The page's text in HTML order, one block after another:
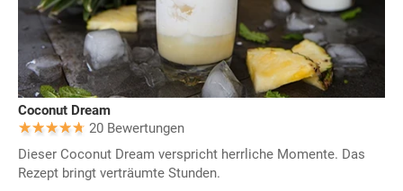
Coconut Dream
20 Bewertungen
Dieser Coconut Dream verspricht herrliche Momente. Das
Rezept bringt verträumte Stunden.